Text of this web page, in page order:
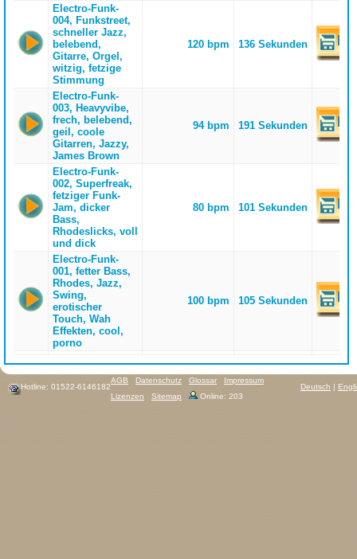
Electro-Funk-
004, Funkstreet,
schneller Jazz,
belebend,
Gitarre, Orgel,
witzig, fetzige
Stimmung
120 bpm 136 Sekunden
Electro-Funk-
003, Heavyvibe,
frech, belebend,
geil, coole
Gitarren, Jazzy,
James Brown
94 bpm 191 Sekunden
Electro-Funk-
002, Superfreak,
fetziger Funk-
Jam, dicker
Bass,
Rhodeslicks, voll
und dick
80 bpm 101 Sekunden
Electro-Funk-
001, fetter Bass,
Rhodes, Jazz,
Swing,
erotischer
Touch, Wah
Effekten, cool,
porno
100 bpm 105 Sekunden
Hotline: 01522-6146182 Deutsch |
AGB Datenschutz Glossar
Impressum
Lizenzen
Sitemap Online: 203